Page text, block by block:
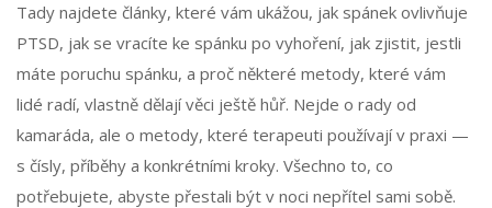
Tady najdete články, které vám ukážou, jak spánek ovlivňuje
PTSD, jak se vracíte ke spánku po vyhoření, jak zjistit, jestli
máte poruchu spánku, a proč některé metody, které vám
lidé radí, vlastně dělají věci ještě hůř. Nejde o rady od
kamaráda, ale o metody, které terapeuti používají v praxi —
s čísly, příběhy a konkrétními kroky. Všechno to, co
potřebujete, abyste přestali být v noci nepřítel sami sobě.